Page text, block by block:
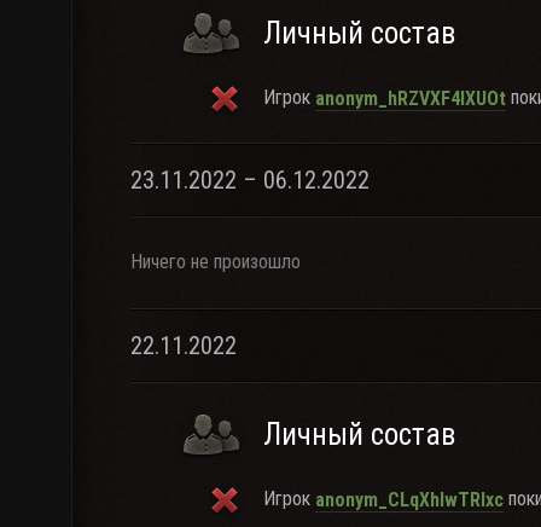
Личный состав
Игрок anonym_hRZVXF4IXUOt
23.11.2022 – 06.12.2022
Ничего не произошло
22.11.2022
Личный состав
Игрок anonym_CLqXhIwTRlxc